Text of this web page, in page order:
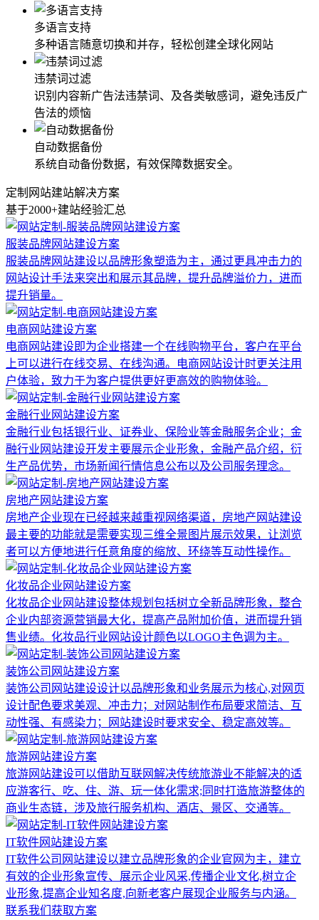
多语言支持
多种语言随意切换和并存，轻松创建全球化网站
违禁词过滤
识别内容新广告法违禁词、及各类敏感词，避免违反广
告法的烦恼
自动数据备份
系统自动备份数据，有效保障数据安全。
定制网站建站解决方案
基于2000+建站经验汇总
服装品牌网站建设方案
服装品牌网站建设以品牌形象塑造为主，通过更具冲击力的
网站设计手法来突出和展示其品牌，提升品牌溢价力，进而
提升销量。
电商网站建设方案
电商网站建设即为企业搭建一个在线购物平台，客户在平台
上可以进行在线交易、在线沟通。电商网站设计时更关注用
户体验，致力于为客户提供更好更高效的购物体验。
金融行业网站建设方案
金融行业包括银行业、证券业、保险业等金融服务企业；金
融行业网站建设开发主要展示企业形象，金融产品介绍，衍
生产品优势，市场新闻行情信息公布以及公司服务理念。
房地产网站建设方案
房地产企业现在已经越来越重视网络渠道，房地产网站建设
最主要的功能就是需要实现三维全景图片展示效果，让浏览
者可以方便地进行任意角度的缩放、环绕等互动性操作。
化妆品企业网站建设方案
化妆品企业网站建设整体规划包括树立全新品牌形象，整合
企业内部资源营销最大化，提高产品附加价值，进而提升销
售业绩。化妆品行业网站设计颜色以LOGO主色调为主。
装饰公司网站建设方案
装饰公司网站建设设计以品牌形象和业务展示为核心,对网页
设计配色要求美观、冲击力；对网站制作布局要求简洁、互
动性强、有感染力；网站建设时要求安全、稳定高效等。
旅游网站建设方案
旅游网站建设可以借助互联网解决传统旅游业不能解决的适
应游客行、吃、住、游、玩一体化需求;同时打造旅游整体的
商业生态链，涉及旅行服务机构、酒店、景区、交通等。
IT软件网站建设方案
IT软件公司网站建设以建立品牌形象的企业官网为主，建立
有效的企业形象宣传、展示企业风采,传播企业文化,树立企
业形象,提高企业知名度,向新老客户展现企业服务与内涵。
联系我们获取方案